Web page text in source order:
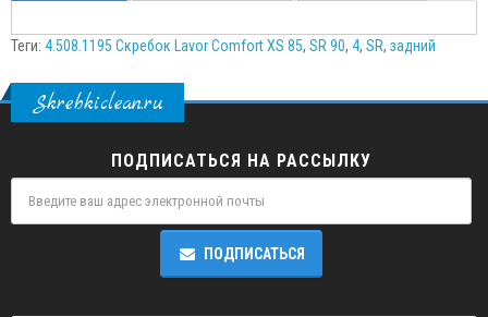
Теги: 4.508.1195 Скребок Lavor Comfort XS 85, SR 90, 4, SR, задний
Skrebkiclean.ru
ПОДПИСАТЬСЯ НА РАССЫЛКУ
ПОДПИСАТЬСЯ